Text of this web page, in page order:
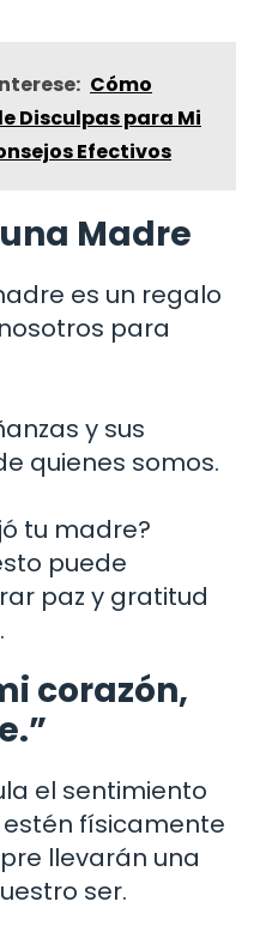
Cómo
Disculpas para Mi
Efectivos
Madre
es un regalo
para
y sus
quienes somos.
tu madre?
puede
paz y gratitud
corazón,
el sentimiento
físicamente
llevarán una
ser.